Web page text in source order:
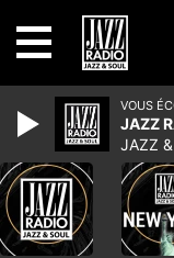
VOUS
JAZZ
JAZZ &